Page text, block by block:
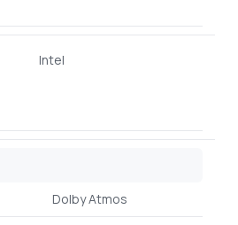
Intel
Dolby Atmos